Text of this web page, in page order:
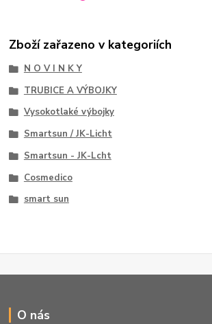
Zboží zařazeno v kategoriích
N O V I N K Y
TRUBICE A VÝBOJKY
Vysokotlaké výbojky
Smartsun / JK-Licht
Smartsun - JK-Lcht
Cosmedico
smart sun
O nás